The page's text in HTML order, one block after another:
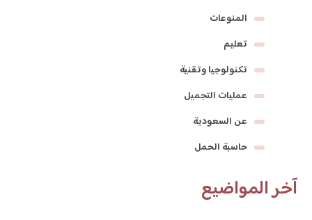
المنوعات
تعليم
تكنولوجيا وتقنية
عمليات التجميل
عن السعودية
حاسبة الحمل
آخر المواضيع